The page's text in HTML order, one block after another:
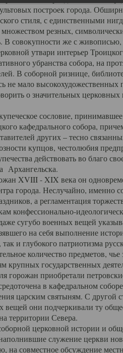
построек города.
стиля, с единственными
резных,
В совокупности же с
утвари интерьер
убранства собора, на
В соборной ризнице,
не мало
о значительных церковных
сословие,
кафедрального собора,
других – тесно
купцов, честолюбия
действовать во благо
Архангельска.
XVIII - XIX века он
города. Неслучайно, именно
а регламентация
конфессионально-
сугубо военных вещей
на себя выполнение
и глубокого патриотизма
количество предметов, чье
крупных государственных
горожан приобретали
в кафедральном
царским святыням. С другой
вещей они подчеркивали ту
территории Севера.
церковной истории и
служение церкви
на совместное обсуждение